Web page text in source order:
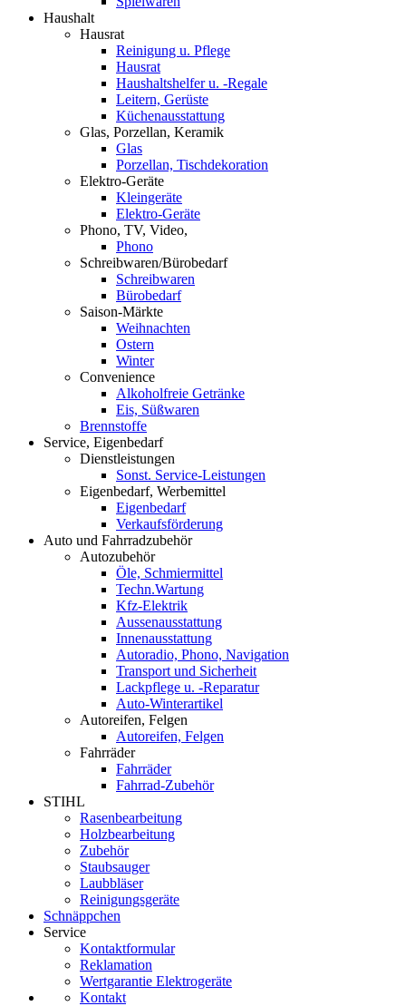
Haushalt
Hausrat
Reinigung u. Pflege
Hausrat
Haushaltshelfer u. -Regale
Leitern, Gerüste
Küchenausstattung
Glas, Porzellan, Keramik
Glas
Porzellan, Tischdekoration
Elektro-Geräte
Kleingeräte
Elektro-Geräte
Phono, TV, Video,
Phono
Schreibwaren/Bürobedarf
Schreibwaren
Bürobedarf
Saison-Märkte
Weihnachten
Ostern
Winter
Convenience
Alkoholfreie Getränke
Eis, Süßwaren
Brennstoffe
Service, Eigenbedarf
Dienstleistungen
Sonst. Service-Leistungen
Eigenbedarf, Werbemittel
Eigenbedarf
Verkaufsförderung
Auto und Fahrradzubehör
Autozubehör
Öle, Schmiermittel
Techn.Wartung
Kfz-Elektrik
Aussenausstattung
Innenausstattung
Autoradio, Phono, Navigation
Transport und Sicherheit
Lackpflege u. -Reparatur
Auto-Winterartikel
Autoreifen, Felgen
Autoreifen, Felgen
Fahrräder
Fahrräder
Fahrrad-Zubehör
STIHL
Rasenbearbeitung
Holzbearbeitung
Zubehör
Staubsauger
Laubbläser
Reinigungsgeräte
Schnäppchen
Service
Kontaktformular
Reklamation
Wertgarantie Elektrogeräte
Kontakt